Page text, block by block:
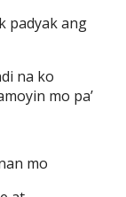
padyak ang
na ko
mo pa’
mo